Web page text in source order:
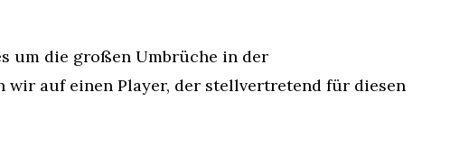
um die großen Umbrüche in der
wir auf einen Player, der stellvertretend für diesen